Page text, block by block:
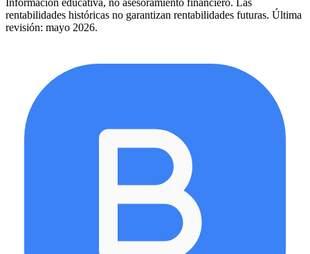
rentabilidades históricas no garantizan rentabilidades futuras. Última
revisión: mayo 2026.